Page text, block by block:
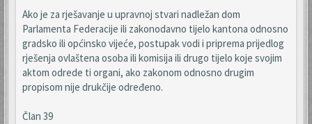
Ako je za rješavanje u upravnoj stvari nadležan dom
Parlamenta Federacije ili zakonodavno tijelo kantona odnosno
gradsko ili općinsko vijeće, postupak vodi i priprema prijedlog
rješenja ovlaštena osoba ili komisija ili drugo tijelo koje svojim
aktom odrede ti organi, ako zakonom odnosno drugim
propisom nije drukčije određeno.
Član 39